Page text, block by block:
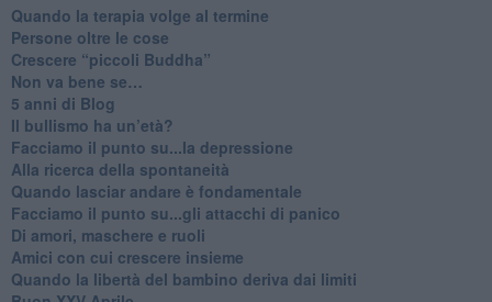
​Quando la terapia volge al termine
​Persone oltre le cose
​Crescere “piccoli Buddha”
Non va bene se…
​5 anni di Blog
​Il bullismo ha un’età?
Facciamo il punto su...la depressione
​Alla ricerca della spontaneità
​Quando lasciar andare è fondamentale
Facciamo il punto su...gli attacchi di panico
Di amori, maschere e ruoli
​Amici con cui crescere insieme
​Quando la libertà del bambino deriva dai limiti